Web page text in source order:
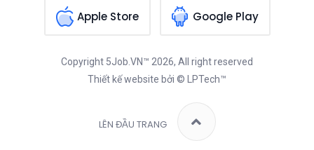
Apple Store Google Play
Copyright 5Job.VN™ 2026, All right reserved
Thiết kế website bởi © LPTech™
LÊN ĐẦU TRANG